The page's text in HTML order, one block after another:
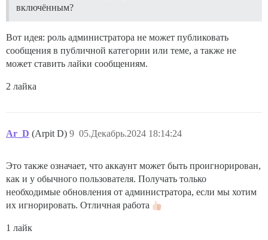
включённым?
Вот идея: роль администратора не может публиковать
сообщения в публичной категории или теме, а также не
может ставить лайки сообщениям.
2 лайка
Ar_D (Arpit D) 05.Декабрь.2024 18:14:24
9
Это также означает, что аккаунт может быть проигнорирован,
как и у обычного пользователя. Получать только
необходимые обновления от администратора, если мы хотим
их игнорировать. Отличная работа
1 лайк